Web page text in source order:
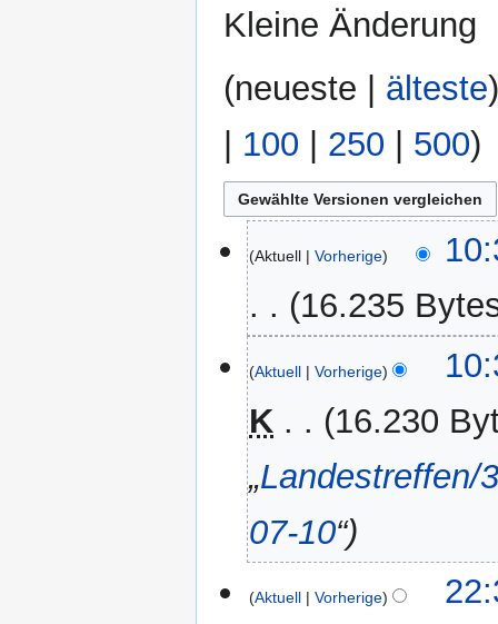
Kleine Änderung
(neueste älteste
100 250 500)
Januar
2012
Aktuell Vorherige
16.235
e
n
e
e
a
r
b
e
Aktuell Vorherige
K
16.230
„Landestreffen/
07-10“
September
Aktuell Vorherige